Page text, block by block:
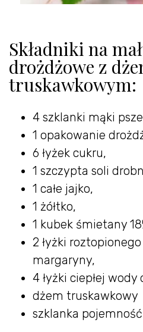
Składniki na
drożdżowe z
truskawkowym:
4 szklanki mąki
1 opakowanie
6 łyżek cukru,
1 szczypta soli
1 całe jajko,
1 żółtko,
1 kubek śmietany
2 łyżki
margaryny,
4 łyżki ciepłej wody
dżem truskawkowy
szklanka